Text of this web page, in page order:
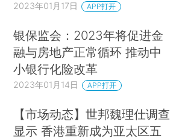
2023年01月17日 APP打开
银保监会：2023年将促进金
融与房地产正常循环 推动中
小银行化险改革
2023年01月14日 APP打开
【市场动态】世邦魏理仕调查
显示 香港重新成为亚太区五